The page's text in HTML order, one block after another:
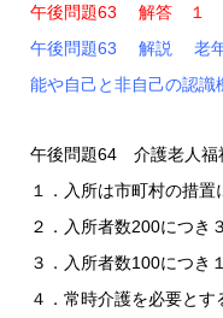
午後問題63 解答 １
午後問題63 解説 老年
能や自己と非自己の認識
午後問題64 介護老人福
１．入所は市町村の措置
２．入所者数200につき
３．入所者数100につき
４．常時介護を必要とす